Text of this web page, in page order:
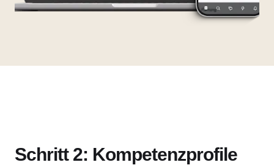
Schritt 2: Kompetenzprofile